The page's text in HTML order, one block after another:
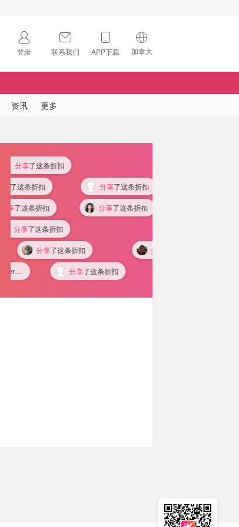
登录 联系我们 APP下载
Download the
Android App
加拿大
🇺🇸
🇩🇪德国
🇫🇷法国
🇦🇺澳洲
🇳🇿新西兰
资讯 更多
分享了这条折扣
了这条折扣 分享了这条折扣
了这条折扣 分享了这条折扣
分享了这条折扣
分享了这条折扣 分享
] 分享了这条折扣